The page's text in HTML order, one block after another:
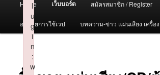
Home เว็บบอร์ด สมัครสมาชิก / Register
อธิบายการใช้เวป บทความ-ข่าว แผ่นเสียง เครื่อง
l
u
g
i
n
:
w